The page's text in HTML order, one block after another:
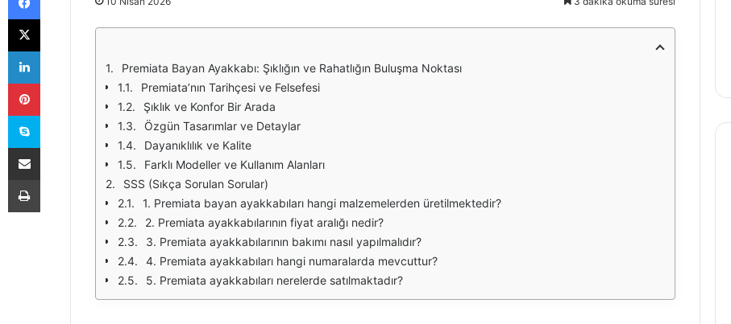
Premiata Bayan Ayakkabı: Şıklığın ve Rahatlığın Buluşma Noktası
Premiata’nın Tarihçesi ve Felsefesi
Şıklık ve Konfor Bir Arada
Özgün Tasarımlar ve Detaylar
Dayanıklılık ve Kalite
Farklı Modeller ve Kullanım Alanları
SSS (Sıkça Sorulan Sorular)
1. Premiata bayan ayakkabıları hangi malzemelerden üretilmektedir?
2. Premiata ayakkabılarının fiyat aralığı nedir?
3. Premiata ayakkabılarının bakımı nasıl yapılmalıdır?
4. Premiata ayakkabıları hangi numaralarda mevcuttur?
5. Premiata ayakkabıları nerelerde satılmaktadır?
X
LinkedIn
Pinterest
Skype
E-Posta ile paylaş